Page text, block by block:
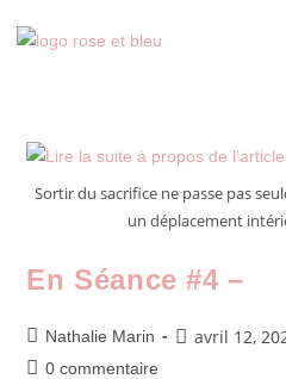
Sortir du sacrifice ne passe pas
un déplacement
En Séance #4 –
Nathalie Marin avril 12,
0 commentaire